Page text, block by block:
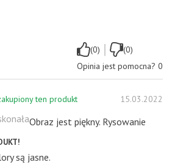
(0) |
(0)
Opinia jest pomocna? 0
ten produkt 15.03.2022
Obraz jest piękny. Rysowanie
są jasne.